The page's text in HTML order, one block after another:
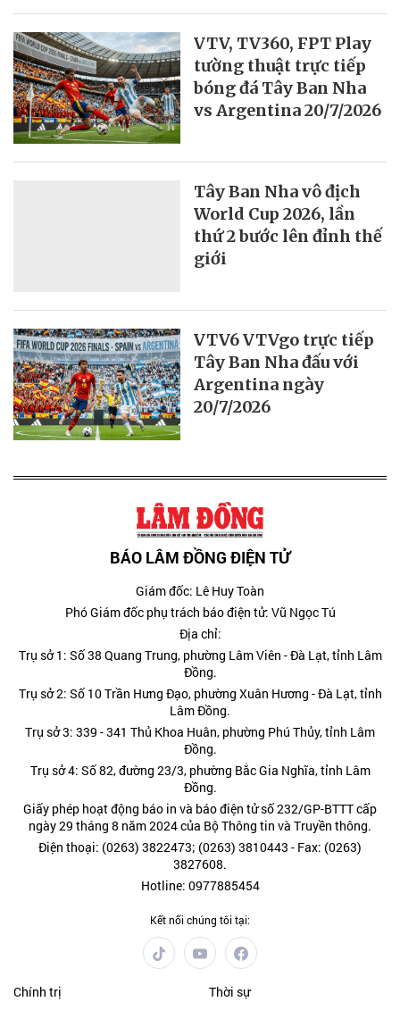
VTV, TV360, FPT Play
tường thuật trực tiếp
bóng đá Tây Ban Nha
vs Argentina 20/7/2026
Tây Ban Nha vô địch
World Cup 2026, lần
thứ 2 bước lên đỉnh thế
giới
VTV6 VTVgo trực tiếp
Tây Ban Nha đấu với
Argentina ngày
20/7/2026
BÁO LÂM ĐỒNG ĐIỆN TỬ
Giám đốc: Lê Huy Toàn
Phó Giám đốc phụ trách báo điện tử: Vũ Ngọc Tú
Địa chỉ:
Trụ sở 1: Số 38 Quang Trung, phường Lâm Viên - Đà Lạt, tỉnh Lâm
Đồng.
Trụ sở 2: Số 10 Trần Hưng Đạo, phường Xuân Hương - Đà Lạt, tỉnh
Lâm Đồng.
Trụ sở 3: 339 - 341 Thủ Khoa Huân, phường Phú Thủy, tỉnh Lâm
Đồng.
Trụ sở 4: Số 82, đường 23/3, phường Bắc Gia Nghĩa, tỉnh Lâm
Đồng.
Giấy phép hoạt động báo in và báo điện tử số 232/GP-BTTT cấp
ngày 29 tháng 8 năm 2024 của Bộ Thông tin và Truyền thông.
Điện thoại: (0263) 3822473; (0263) 3810443 - Fax: (0263)
3827608.
Hotline: 0977885454
Kết nối chúng tôi tại:
Chính trị
Thời sự